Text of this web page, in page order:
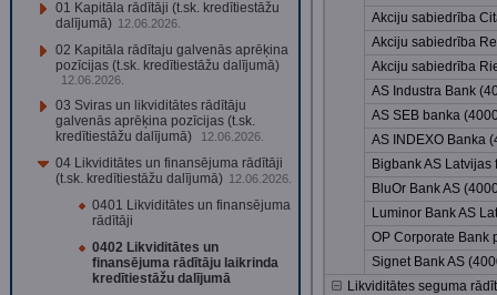
01 Kapitāla rādītāji (t.sk. kredītiestāžu
dalījumā) 12.06.2026.
02 Kapitāla rādītaju galvenās aprēķina
pozīcijas (t.sk. kredītiestāžu dalījumā)
12.06.2026.
03 Sviras un likviditātes rādītāju
galvenās aprēķina pozīcijas (t.sk.
kredītiestāžu dalījumā)
12.06.2026.
04 Likviditātes un finansējuma rādītāji
(t.sk. kredītiestāžu dalījumā) 12.06.2026.
0401 Likviditātes un finansējuma
rādītāji
0402 Likviditātes un
finansējuma rādītāju laikrinda
kredītiestāžu dalījumā
Akciju sabiedrība
Akciju sabiedrība
Akciju sabiedrība
AS Industra Bank
AS SEB banka
AS INDEXO Banka
Bigbank AS
BluOr Bank AS
Luminor Bank AS
OP Corporate Bank
Signet Bank AS
Likviditātes seguma